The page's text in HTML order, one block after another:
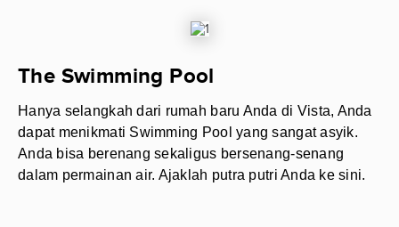
The Swimming Pool
Hanya selangkah dari rumah baru Anda di Vista, Anda
dapat menikmati Swimming Pool yang sangat asyik.
Anda bisa berenang sekaligus bersenang-senang
dalam permainan air. Ajaklah putra putri Anda ke sini.